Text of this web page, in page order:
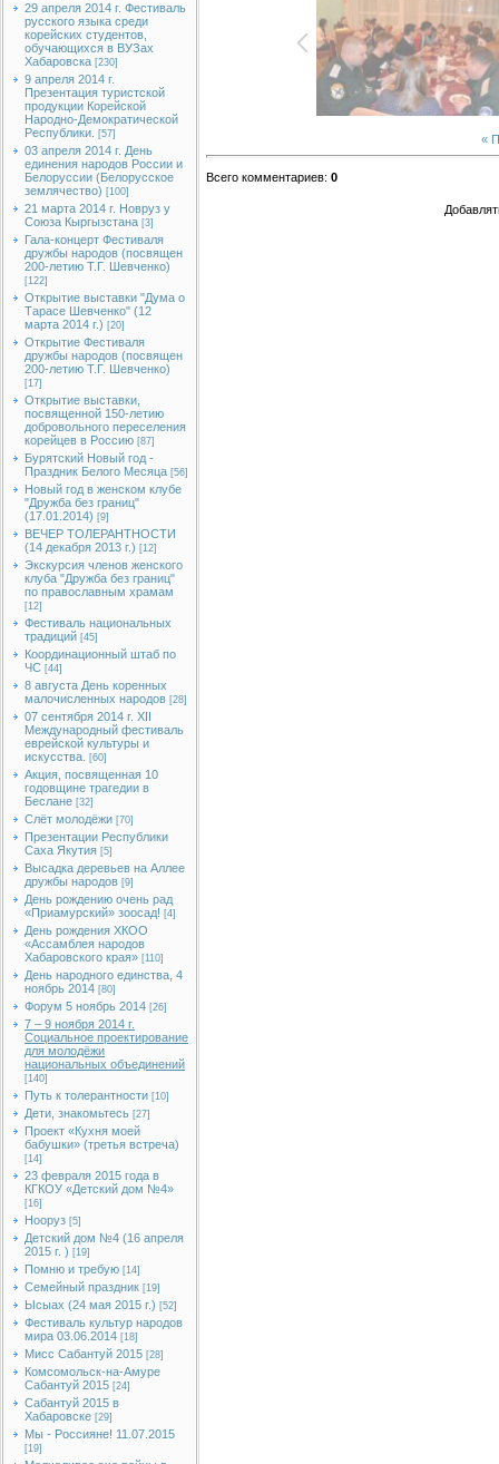
29 апреля 2014 г. Фестиваль
русского языка среди
корейских студентов,
обучающихся в ВУЗах
Хабаровска [230]
9 апреля 2014 г.
Презентация туристской
продукции Корейской
Народно-Демократической
Республики.
[57]
03 апреля 2014 г. День
единения народов России и
Белоруссии (Белорусское
землячество) [100]
21 марта 2014 г. Новруз у
Союза Кыргызстана [3]
Гала-концерт Фестиваля
дружбы народов (посвящен
200-летию Т.Г. Шевченко)
[122]
Открытие выставки "Дума о
Тарасе Шевченко" (12
марта 2014 г.) [20]
Открытие Фестиваля
дружбы народов (посвящен
200-летию Т.Г. Шевченко)
[17]
Открытие выставки,
посвященной 150-летию
добровольного переселения
корейцев в Россию [87]
Бурятский Новый год -
Праздник Белого Месяца [56]
Новый год в женском клубе
"Дружба без границ"
(17.01.2014) [9]
ВЕЧЕР ТОЛЕРАНТНОСТИ
(14 декабря 2013 г.) [12]
Экскурсия членов женского
клуба "Дружба без границ"
по православным храмам
[12]
Фестиваль национальных
традиций [45]
Координационный штаб по
ЧС [44]
8 августа День коренных
малочисленных народов [28]
07 сентября 2014 г. XII
Международный фестиваль
еврейской культуры и
искусства.
[60]
Акция, посвященная 10
годовщине трагедии в
Беслане [32]
Слёт молодёжи [70]
Презентации Республики
Саха Якутия [5]
Высадка деревьев на Аллее
дружбы народов [9]
День рождению очень рад
«Приамурский» зоосад! [4]
День рождения ХКОО
«Ассамблея народов
Хабаровского края» [110]
День народного единства, 4
ноябрь 2014 [80]
Форум 5 ноябрь 2014 [26]
7 – 9 ноября 2014 г.
Социальное проектирование
для молодёжи
национальных объединений
[140]
Путь к толерантности [10]
Дети, знакомьтесь [27]
Проект «Кухня моей
бабушки» (третья встреча)
[14]
23 февраля 2015 года в
КГКОУ «Детский дом №4»
[16]
Нооруз [5]
Детский дом №4 (16 апреля
2015 г. ) [19]
Помню и требую [14]
Семейный праздник [19]
Ысыах (24 мая 2015 г.) [52]
Фестиваль культур народов
мира 03.06.2014 [18]
Мисс Сабантуй 2015 [28]
Комсомольск-на-Амуре
Сабантуй 2015 [24]
Сабантуй 2015 в
Хабаровске [29]
Мы - Россияне! 11.07.2015
[19]
«
Всего комментариев: 0